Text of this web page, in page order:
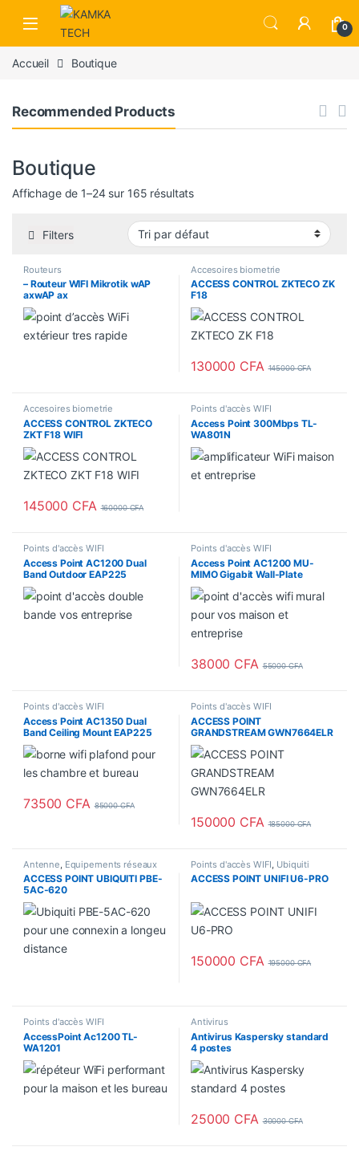
Skip to navigation
Skip to content
0
Accueil Boutique
Recommended Products
Boutique
Affichage de 1–24 sur 165 résultats
Filters
Routeurs
– Routeur WIFI Mikrotik wAP
axwAP ax
Accesoires biometrie
ACCESS CONTROL ZKTECO ZK
F18
130000 CFA 145000CFA
Accesoires biometrie
ACCESS CONTROL ZKTECO
ZKT F18 WIFI
145000 CFA 160000CFA
Points d'accès WIFI
Access Point 300Mbps TL-
WA801N
Points d'accès WIFI
Access Point AC1200 Dual
Band Outdoor EAP225
Points d'accès WIFI
Access Point AC1200 MU-
MIMO Gigabit Wall-Plate
EAP235
38000 CFA 55000CFA
Points d'accès WIFI
Access Point AC1350 Dual
Band Ceiling Mount EAP225
disponible au Cameroun
73500 CFA 85000CFA
Points d'accès WIFI
ACCESS POINT
GRANDSTREAM GWN7664ELR
150000 CFA 185000CFA
Antenne Equipements réseaux
ACCESS POINT UBIQUITI PBE-
5AC-620
Points d'accès WIFI Ubiquiti
ACCESS POINT UNIFI U6-PRO
150000 CFA 195000CFA
Points d'accès WIFI
AccessPoint Ac1200 TL-
WA1201
Antivirus
Antivirus Kaspersky standard
4 postes
25000 CFA 30000CFA